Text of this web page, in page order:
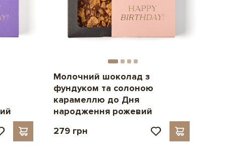
Молочний шоколад з
фундуком та солоною
карамеллю до Дня
народження рожевий
279 грн